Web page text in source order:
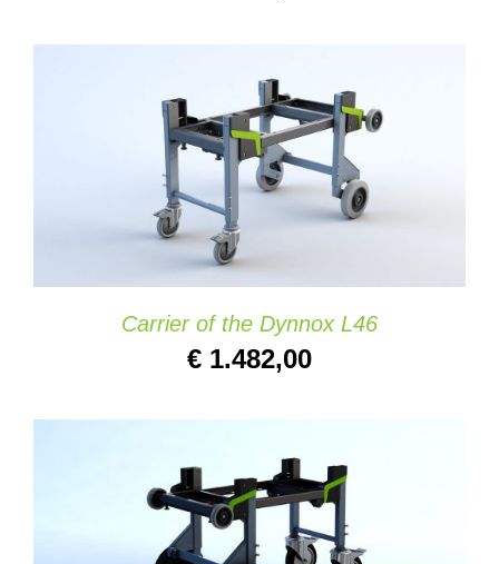
AGGIUNGI AL CARRELLO
/
Carrier of the Dynnox L46
€ 1.482,00
AGGIUNGI AL CARRELLO
/